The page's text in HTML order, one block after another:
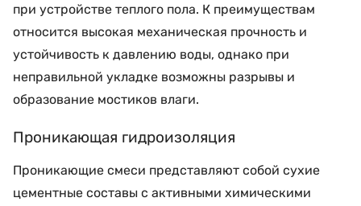
при устройстве теплого пола. К преимуществам
относится высокая механическая прочность и
устойчивость к давлению воды, однако при
неправильной укладке возможны разрывы и
образование мостиков влаги.
Проникающая гидроизоляция
Проникающие смеси представляют собой сухие
цементные составы с активными химическими